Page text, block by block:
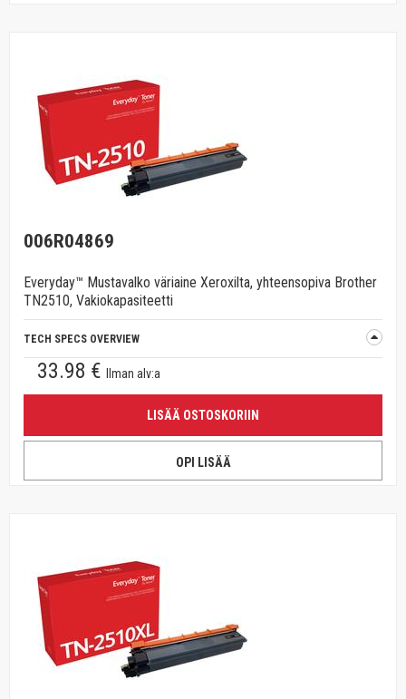
006R04869
Everyday™ Mustavalko väriaine Xeroxilta, yhteensopiva Brother
TN2510, Vakiokapasiteetti
TECH SPECS OVERVIEW
33.98 € Ilman alv:a
LISÄÄ OSTOSKORIIN
OPI LISÄÄ